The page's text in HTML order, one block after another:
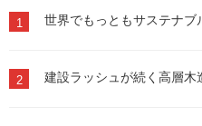
1 世界でもっともサステナブ
2 建設ラッシュが続く高層木